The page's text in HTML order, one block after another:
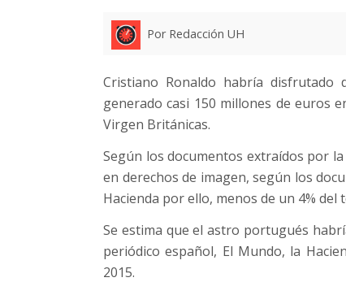
Por Redacción UH
Cristiano Ronaldo habría disfrutado
generado casi 150 millones de euros
Virgen Británicas.
Según los documentos extraídos por
en derechos de imagen, según los
Hacienda por ello, menos de un 4% del
Se estima que el astro portugués
periódico español, El Mundo, la
2015.